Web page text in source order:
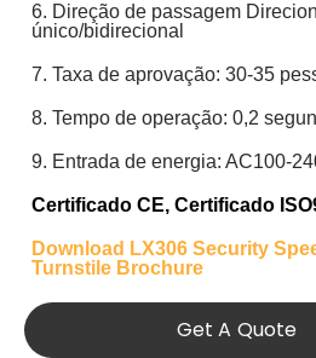
6. Direção de passagem
único/bidirecional
7. Taxa de aprovação: 30-35
8. Tempo de operação: 0,2
9. Entrada de energia: AC100-
Certificado CE, Certificado
Download LX306 Security
Turnstile Brochure
Get A Quote